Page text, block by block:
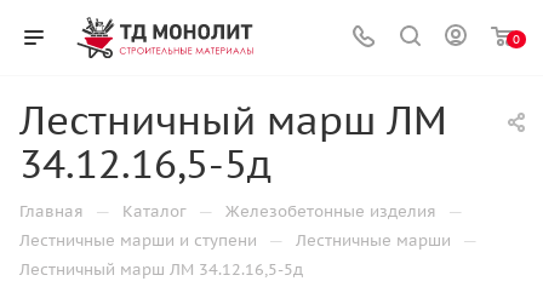
0
Лестничный марш ЛМ
34.12.16,5-5д
Главная — Каталог — Железобетонные изделия —
Лестничные марши и ступени — Лестничные марши —
Лестничный марш ЛМ 34.12.16,5-5д